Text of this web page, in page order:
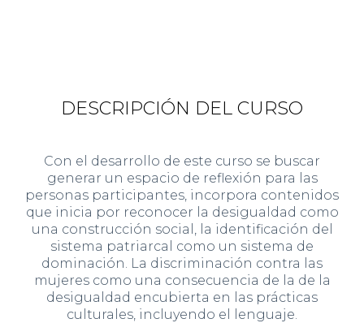
DESCRIPCIÓN DEL CURSO
Con el desarrollo de este curso se buscar
generar un espacio de reflexión para las
personas participantes, incorpora contenidos
que inicia por reconocer la desigualdad como
una construcción social, la identificación del
sistema patriarcal como un sistema de
dominación. La discriminación contra las
mujeres como una consecuencia de la de la
desigualdad encubierta en las prácticas
culturales, incluyendo el lenguaje.